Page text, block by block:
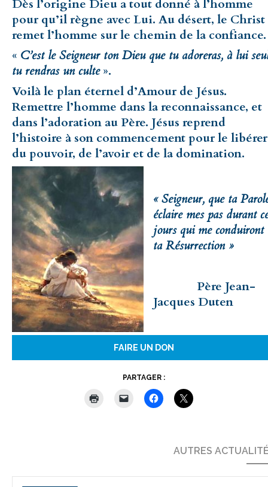
Dès l’origine Dieu a tout donné à l’homme
pour qu’il règne avec Lui. Au désert, le Christ
remet l’homme sur le chemin de la confiance.
« C’est le Seigneur ton Dieu que tu adoreras, à lui
tu rendras un culte».
Voilà le plan éternel d’Amour de Jésus.
Remettre l’homme dans la reconnaissance, et
dans l’adoration au Père. Jésus reprend
l’histoire à son commencement pour le libérer
du pouvoir, de l’avoir et de la domination.
« Seigneur, que ta
éclaire mes pas durant
jours qui me conduiront
ta Résurrection »
Père Jean-
Jacques Duten
FAIRE UN DON
PARTAGER :
AUTRES